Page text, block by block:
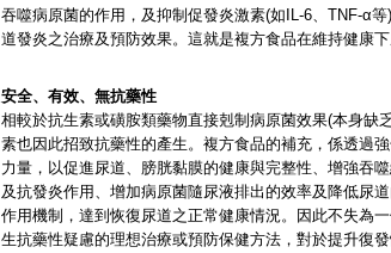
吞噬病原菌的作用，及抑制促發炎激素(如IL-6、TNF-α
道發炎之治療及預防效果。這就是複方食品在維持健康下
安全、有效、無抗藥性
相較於抗生素或磺胺類藥物直接剋制病原菌效果(本身缺
素也因此招致抗藥性的產生。複方食品的補充，係透過
力量，以促進尿道、膀胱黏膜的健康與完整性、增強吞
及抗發炎作用、增加病原菌隨尿液排出的效率及降低尿
作用機制，達到恢復尿道之正常健康情況。因此不失為
生抗藥性疑慮的理想治療或預防保健方法，對於提升復